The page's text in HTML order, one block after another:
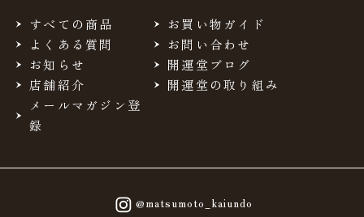
すべての商品
お買い物ガイド
よくある質問
お問い合わせ
お知らせ
開運堂ブログ
店舗紹介
開運堂の取り組み
メールマガジン登
録
@matsumoto_kaiundo